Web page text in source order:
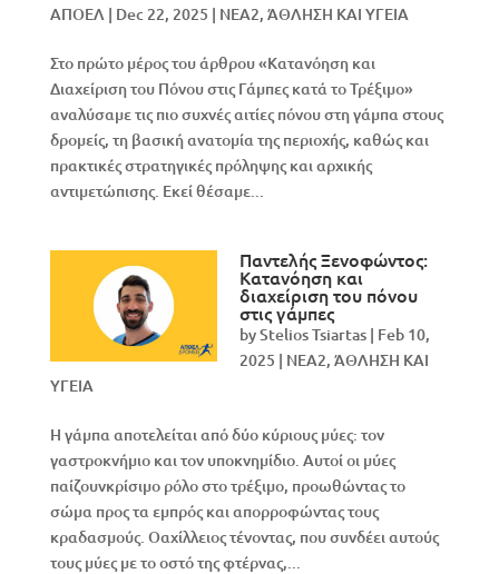
ΑΠΟΕΛ | Dec 22, 2025 | NEA2, ΆΘΛΗΣΗ ΚΑΙ ΥΓΕΙΑ
Στο πρώτο μέρος του άρθρου «Κατανόηση και
Διαχείριση του Πόνου στις Γάμπες κατά το Τρέξιμο»
αναλύσαμε τις πιο συχνές αιτίες πόνου στη γάμπα στους
δρομείς, τη βασική ανατομία της περιοχής, καθώς και
πρακτικές στρατηγικές πρόληψης και αρχικής
αντιμετώπισης. Εκεί θέσαμε...
Παντελής Ξενοφώντος:
Κατανόηση και
διαχείριση του πόνου
στις γάμπες
byStelios Tsiartas| Feb 10,
2025 | NEA2, ΆΘΛΗΣΗ ΚΑΙ
ΥΓΕΙΑ
Η γάμπα αποτελείται από δύο κύριους μύες: τον
γαστροκνήμιο και τον υποκνημίδιο. Αυτοί οι μύες
παίζουνκρίσιμο ρόλο στο τρέξιμο, προωθώντας το
σώμα προς τα εμπρός και απορροφώντας τους
κραδασμούς. Οαχίλλειος τένοντας, που συνδέει αυτούς
τους μύες με το οστό της φτέρνας,...